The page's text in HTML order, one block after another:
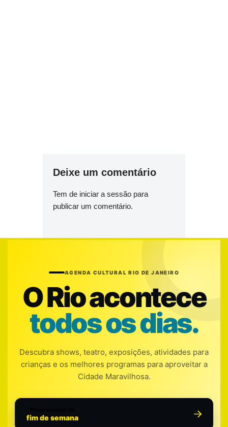
Deixe um comentário
Tem de iniciar a sessão para
publicar um comentário.
AGENDA CULTURAL RIO DE JANEIRO
O Rio acontece
todos os dias.
Descubra shows, teatro, exposições, atividades para
crianças e os melhores programas para aproveitar a
Cidade Maravilhosa.
fim de semana